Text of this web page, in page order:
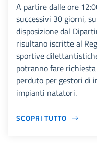
A partire dalle ore
successivi 30 giorni,
disposizione dal
risultano iscritte al
sportive
potranno fare
perduto per gestori di
impianti natatori.
SCOPRI TUTTO